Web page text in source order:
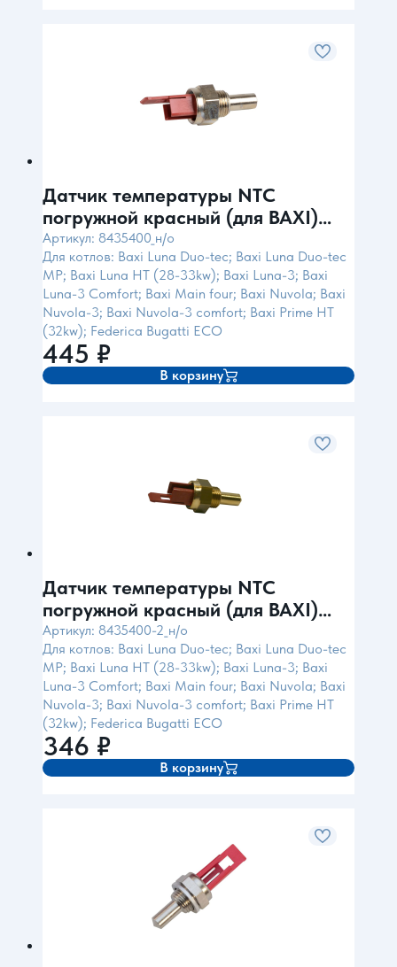
Датчик температуры NTC
погружной красный (для BAXI)
Control Италия
Артикул: 8435400_н/о
Для котлов: Baxi Luna Duo-tec; Baxi Luna Duo-tec
MP; Baxi Luna HT (28-33kw); Baxi Luna-3; Baxi
Luna-3 Comfort; Baxi Main four; Baxi Nuvola; Baxi
Nuvola-3; Baxi Nuvola-3 comfort; Baxi Prime HT
(32kw); Federica Bugatti ECO
445 ₽
В корзину
Датчик температуры NTC
погружной красный (для BAXI)
ENPI
Артикул: 8435400-2_н/о
Для котлов: Baxi Luna Duo-tec; Baxi Luna Duo-tec
MP; Baxi Luna HT (28-33kw); Baxi Luna-3; Baxi
Luna-3 Comfort; Baxi Main four; Baxi Nuvola; Baxi
Nuvola-3; Baxi Nuvola-3 comfort; Baxi Prime HT
(32kw); Federica Bugatti ECO
346 ₽
В корзину